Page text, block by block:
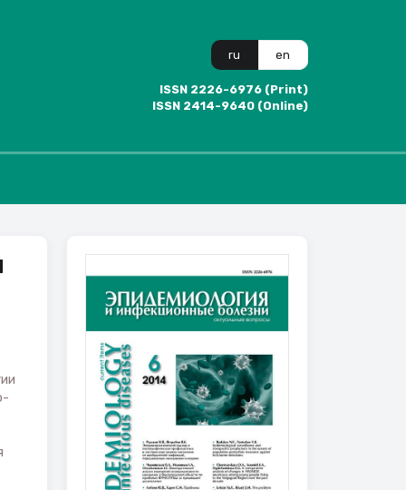
ru en
ISSN 2226-6976 (Print)
ISSN 2414-9640 (Online)